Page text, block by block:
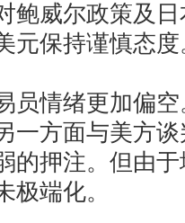
鲍威尔政策及
元保持谨慎态度
情绪更加偏空
一方面与美方
的押注。但由
极端化。